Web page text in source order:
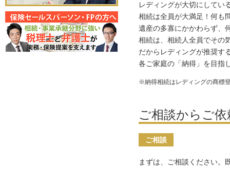
レディングが大切にしてい
相続は全員が大満足！何も
遺産の多寡にかかわらず、
相続は、相続人全員でその
だからレディングが推奨す
各ご家庭の「納得」を目指
※納得相続はレディングの商標
ご相談からご
ご相談
まずは、ご相談ください。